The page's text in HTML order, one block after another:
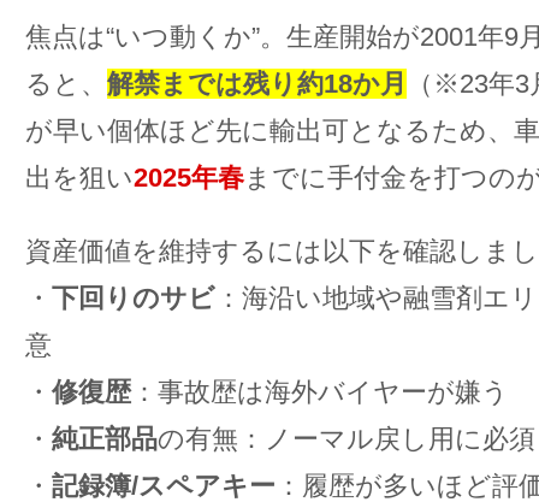
焦点は“いつ動くか”。生産開始が2001年9
ると、 解禁までは残り約18か月
（※23年
が早い個体ほど先に輸出可となるため、
出を狙い2025年春までに手付金を打つの
資産価値を維持するには以下を確認しま
・ 下回りのサビ：海沿い地域や融雪剤エ
意
・ 修復歴：事故歴は海外バイヤーが嫌う
・ 純正部品の有無：ノーマル戻し用に必須
・ 記録簿/スペアキー ：履歴が多いほど評